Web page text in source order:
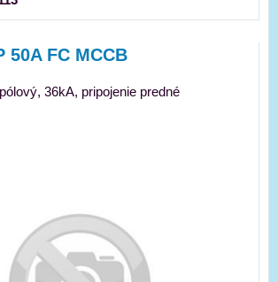
50A FC MCCB
36kA, pripojenie predné